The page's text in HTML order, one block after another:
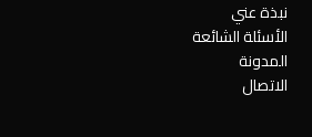
نبذة عني
الأسئلة الشائعة
المدونة
الاتصال